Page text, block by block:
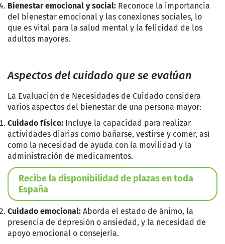
Bienestar emocional y social: Reconoce la importancia
del bienestar emocional y las conexiones sociales, lo
que es vital para la salud mental y la felicidad de los
adultos mayores.
Aspectos del cuidado que se evalúan
La Evaluación de Necesidades de Cuidado considera
varios aspectos del bienestar de una persona mayor:
Cuidado físico: Incluye la capacidad para realizar
actividades diarias como bañarse, vestirse y comer, así
como la necesidad de ayuda con la movilidad y la
administración de medicamentos.
Recibe la disponibilidad de plazas en toda
España
Cuidado emocional: Aborda el estado de ánimo, la
presencia de depresión o ansiedad, y la necesidad de
apoyo emocional o consejería.